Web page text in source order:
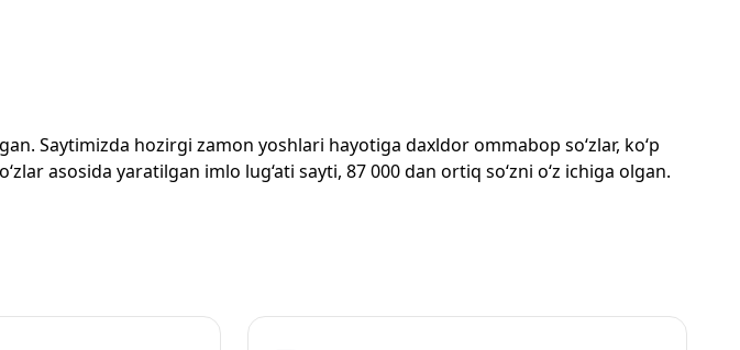
Saytimizda hozirgi zamon yoshlari hayotiga daxldor ommabop so‘zlar, ko‘p
asosida yaratilgan imlo lug‘ati sayti, 87 000 dan ortiq so‘zni o‘z ichiga olgan.